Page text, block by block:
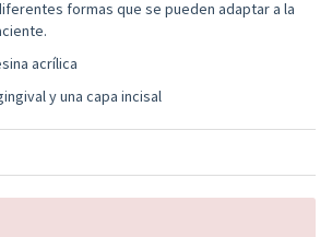
formas que se pueden adaptar a la
acrílica
y una capa incisal